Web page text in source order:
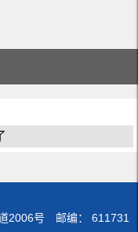
2006号 邮编： 611731